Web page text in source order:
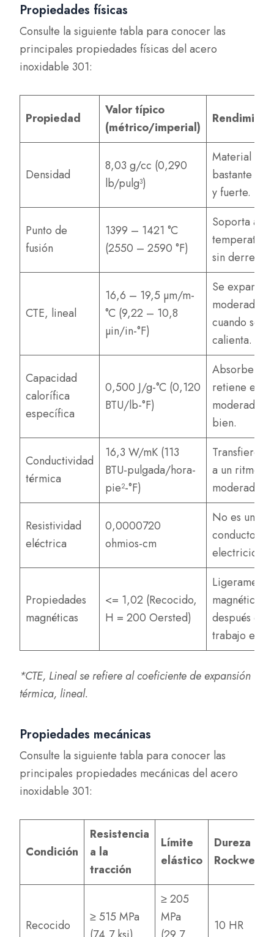
Propiedades físicas
Consulte la siguiente tabla para conocer las
principales propiedades físicas del acero
inoxidable 301:
Propiedad
Valor típico
(métrico/imperial)
Densidad
8,03 g/cc (0,290
lb/pulg³)
Material
bastante
y fuerte.
Punto de
fusión
1399 – 1421 °C
(2550 – 2590 °F)
Soporta altas
sin
CTE, lineal
16,6 – 19,5 µm/m-
°C (9,22 – 10,8
µin/in-°F)
Se expande
cuando se
calienta.
Capacidad
calorífica
específica
0,500 J/g-°C (0,120
BTU/lb-°F)
Absorbe y
retiene el
bien.
Conductividad
térmica
16,3 W/mK (113
BTU-pulgada/hora-
pie²-°F)
Transfiere
a un ritmo
moderado.
Resistividad
eléctrica
0,0000720
ohmios-cm
No es un
conductor
electricidad.
Propiedades
magnéticas
<= 1,02 (Recocido,
H = 200 Oersted)
Ligeramente
magnético
después del
trabajo en
*CTE, Lineal se refiere al coeficiente de expansión
térmica, lineal.
Propiedades mecánicas
Consulte la siguiente tabla para conocer las
principales propiedades mecánicas del acero
inoxidable 301:
Condición
Resistencia
a la
tracción
Límite
elástico
Dureza
Rockwell
Recocido
≥ 515 MPa
≥ 205
MPa
10 HR